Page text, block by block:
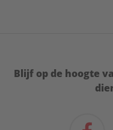
Blijf op de hoogte